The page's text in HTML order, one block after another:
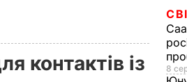
контактів із
8